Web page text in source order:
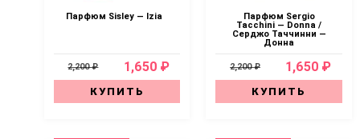
Парфюм Sisley — Izia
2,200 ₽ 1,650 ₽
КУПИТЬ
Парфюм Sergio
Tacchini — Donna /
Серджо Таччинни —
Донна
2,200 ₽ 1,650 ₽
КУПИТЬ